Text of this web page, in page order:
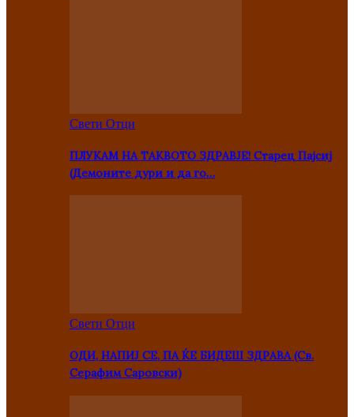
Свети Отци
ПЛУКАМ НА ТАКВОТО ЗДРАВЈЕ! Старец Пајсиј
(Демоните дури и да го…
Свети Отци
ОДИ, НАПИЈ СЕ, ПА ЌЕ БИДЕШ ЗДРАВА (Св.
Серафим Саровски)